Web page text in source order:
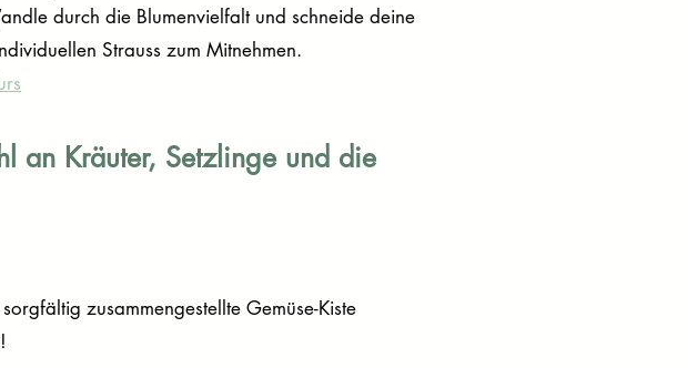
durch die Blumenvielfalt und schneide deine
Strauss zum Mitnehmen.​
an Kräuter, Setzlinge und die
zusammengestellte Gemüse-Kiste